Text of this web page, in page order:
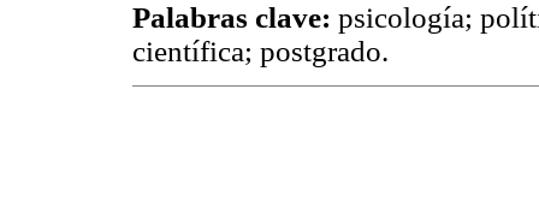
Palabras clave: psicología;
científica; postgrado.